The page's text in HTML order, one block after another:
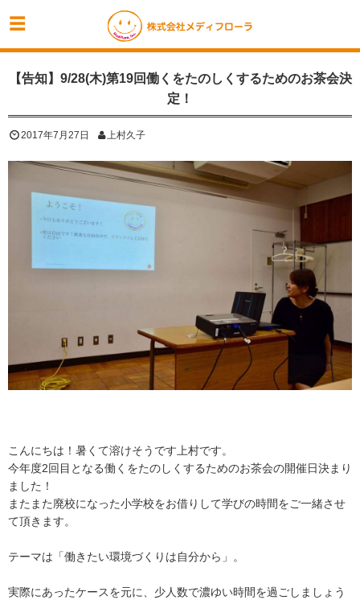
【告知】9/28(木)第19回働くをたのしくするためのお茶会決
定！
2017年7月27日 上村久子
こんにちは！暑くて溶けそうです上村です。
今年度2回目となる働くをたのしくするためのお茶会の開催日決まり
ました！
またまた廃校になった小学校をお借りして学びの時間をご一緒させ
て頂きます。
テーマは「働きたい環境づくりは自分から」。
実際にあったケースを元に、少人数で濃ゆい時間を過ごしましょう